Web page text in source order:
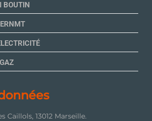
BOUTIN
Caillols, 13012 Marseille.